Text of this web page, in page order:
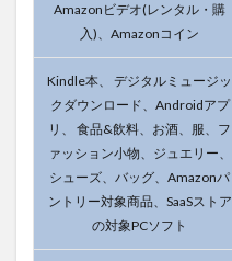
Amazonビデオ(レンタル・購
入)、Amazonコイン
Kindle本、 デジタルミュージッ
クダウンロード、Androidアプ
リ、 食品&飲料、お酒、服、フ
ァッション小物、ジュエリー、
シューズ、バッグ、Amazonパ
ントリー対象商品、SaaSストア
の対象PCソフト